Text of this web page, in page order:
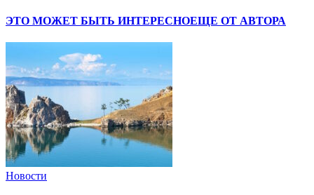
ЭТО МОЖЕТ БЫТЬ ИНТЕРЕСНОЕЩЕ ОТ АВТОРА
Новости